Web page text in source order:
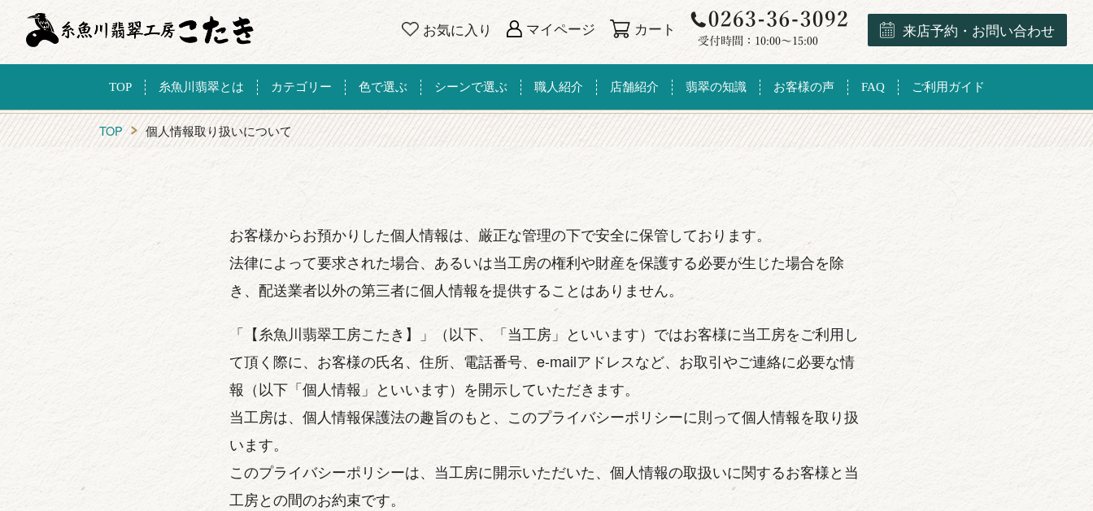
お気に入り マイページ カート 来店予約・お問い合わせ
TOP 糸魚川翡翠とは カテゴリー 色で選ぶ シーンで選ぶ 職人紹介 店舗紹介 翡翠の知識 お客様の声 FAQ ご利用ガイド
TOP 個人情報取り扱いについて
お客様からお預かりした個人情報は、厳正な管理の下で安全に保管しております。
法律によって要求された場合、あるいは当工房の権利や財産を保護する必要が生じた場合を除
き、配送業者以外の第三者に個人情報を提供することはありません。
「【糸魚川翡翠工房こたき】」（以下、「当工房」といいます）ではお客様に当工房をご利用し
て頂く際に、お客様の氏名、住所、電話番号、e-mailアドレスなど、お取引やご連絡に必要な情
報（以下「個人情報」といいます）を開示していただきます。
当工房は、個人情報保護法の趣旨のもと、このプライバシーポリシーに則って個人情報を取り扱
います。
このプライバシーポリシーは、当工房に開示いただいた、個人情報の取扱いに関するお客様と当
工房との間のお約束です。